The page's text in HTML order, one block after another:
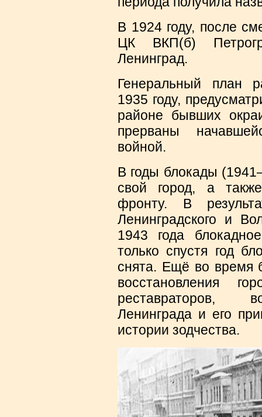
В 1924 году, после
ЦК ВКП(б)
Ленинград.
Генеральный план
1935 году,
районе бывших
прерваны
войной.
В годы блокады
свой город, а
фронту. В
Ленинградского и
1943 года
только спустя год
снята. Ещё во время
восстановления
реставраторов,
Ленинграда и его
истории зодчества.